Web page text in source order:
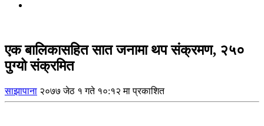
एक बालिकासहित सात जनामा थप संक्रमण, २५०
पुग्यो संक्रमित
साझापाना २०७७ जेठ १ गते १०:१२ मा प्रकाशित